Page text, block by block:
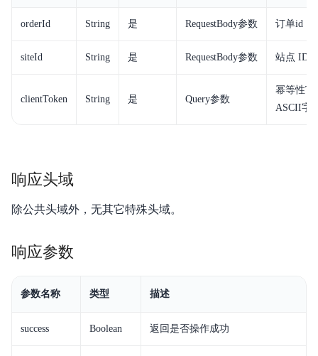
orderId String 是 RequestBody参数 订单id
siteId String 是 RequestBody参数 站点 ID
clientToken String 是 Query参数
幂等性
ASCII字
响应头域
除公共头域外，无其它特殊头域。
响应参数
参数名称 类型 描述
success Boolean 返回是否操作成功